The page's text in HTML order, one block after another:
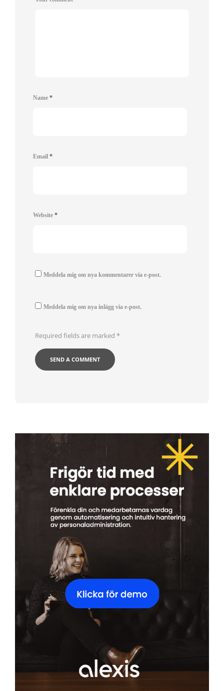
Name *
Email *
Website *
Meddela mig om nya kommentarer via e-post.
Meddela mig om nya inlägg via e-post.
Required fields are marked *